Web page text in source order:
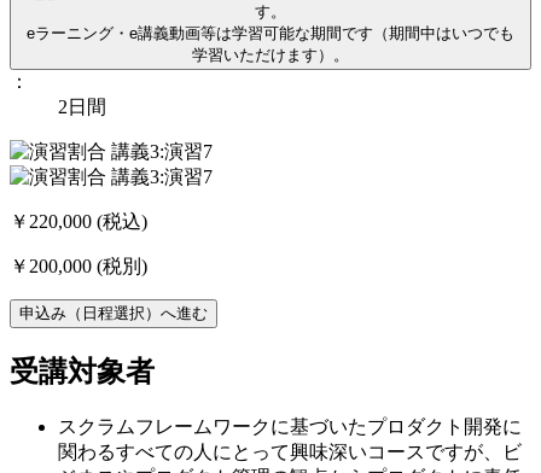
す。
eラーニング・e講義動画等は学習可能な期間です（期間中はいつでも
学習いただけます）。
：
2日間
￥220,000 (税込)
￥200,000 (税別)
申込み（日程選択）へ進む
受講対象者
スクラムフレームワークに基づいたプロダクト開発に
関わるすべての人にとって興味深いコースですが、ビ